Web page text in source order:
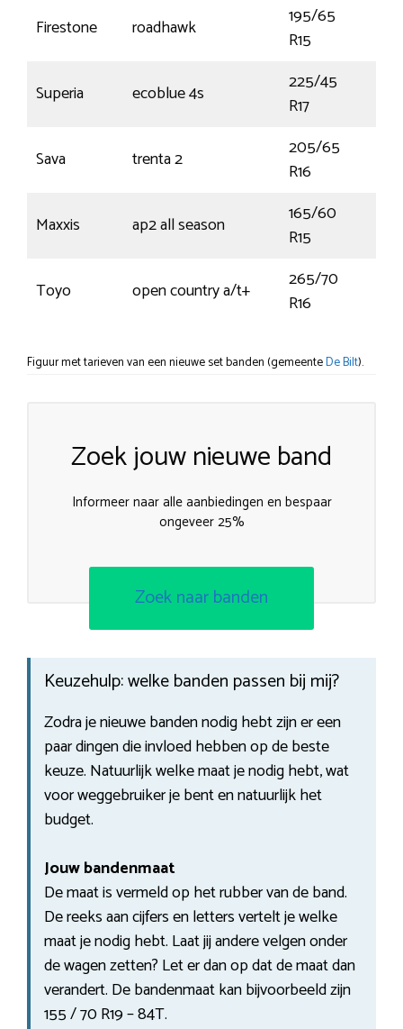
Firestone roadhawk
195/65
R15
Superia ecoblue 4s
225/45
R17
Sava trenta 2
205/65
R16
Maxxis ap2 all season
165/60
R15
Toyo open country a/t+
265/70
R16
Figuur met tarieven van een nieuwe set banden (gemeenteDe Bilt).
Zoek jouw nieuwe band
Informeer naar alle aanbiedingen en bespaar
ongeveer 25%
Zoek naar banden
Keuzehulp: welke banden passen bij mij?
Zodra je nieuwe banden nodig hebt zijn er een
paar dingen die invloed hebben op de beste
keuze. Natuurlijk welke maat je nodig hebt, wat
voor weggebruiker je bent en natuurlijk het
budget.
Jouw bandenmaat
De maat is vermeld op het rubber van de band.
De reeks aan cijfers en letters vertelt je welke
maat je nodig hebt. Laat jij andere velgen onder
de wagen zetten? Let er dan op dat de maat dan
verandert. De bandenmaat kan bijvoorbeeld zijn
155 / 70 R19 – 84T.